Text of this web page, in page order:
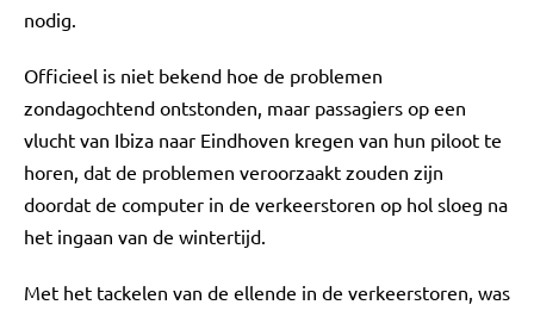
nodig.
Officieel is niet bekend hoe de problemen
zondagochtend ontstonden, maar passagiers op een
vlucht van Ibiza naar Eindhoven kregen van hun piloot te
horen, dat de problemen veroorzaakt zouden zijn
doordat de computer in de verkeerstoren op hol sloeg na
het ingaan van de wintertijd.
Met het tackelen van de ellende in de verkeerstoren, was